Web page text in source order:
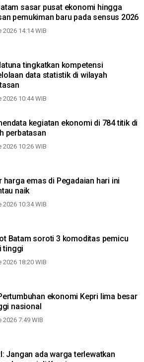
sasar pusat ekonomi hingga
pemukiman baru pada sensus 2026
2026 14:14 WIB
tingkatkan kompetensi
data statistik di wilayah
2026 10:44 WIB
kegiatan ekonomi di 784 titik di
perbatasan
2026 10:26 WIB
harga emas di Pegadaian hari ini
naik
2026 10:34 WIB
Batam soroti 3 komoditas pemicu
tinggi
2026 18:20 WIB
ekonomi Kepri lima besar
nasional
2026 7:49 WIB
Jangan ada warga terlewatkan